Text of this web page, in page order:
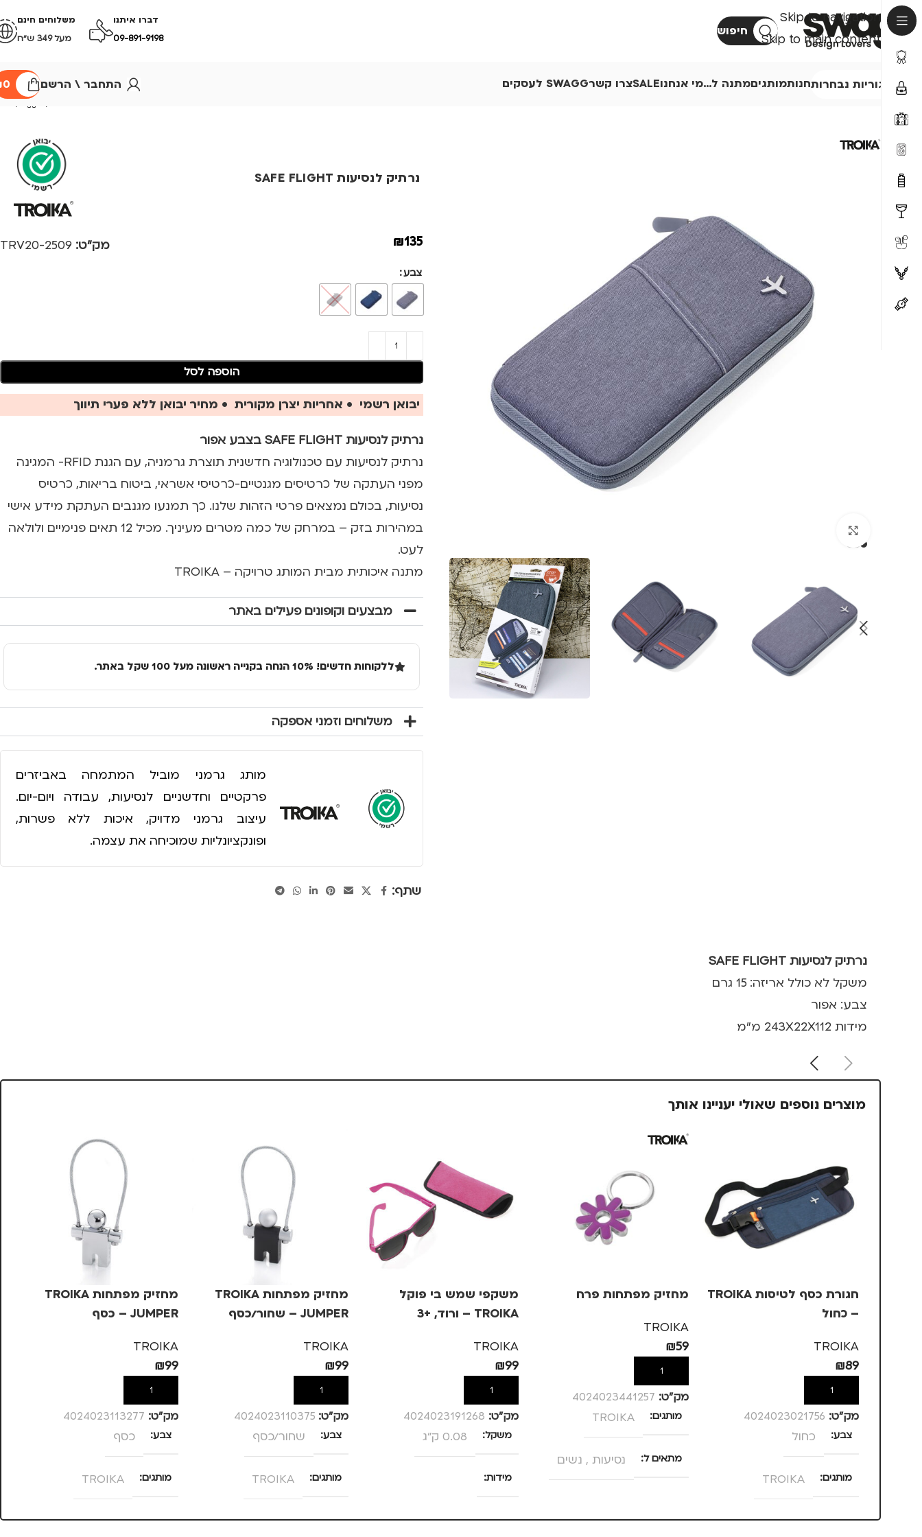
Skip to navigation
Skip to main content
חיפוש
דברו איתנו
09-891-9198
משלוחים חינם
מעל 349 ש״ח
קטגוריות נבחרותחנותמותגיםמתנה ל…מי אנחנוSALEצרו קשרSWAGG לעסקים התחבר \ הרשם 0
נרתיק לנסיעות SAFE FLIGHT
₪135 מק"ט: 2509-TRV20
צבע
הוספה לסל
יבואן רשמי • אחריות יצרן מקורית • מחיר יבואן ללא פערי תיווך
נרתיק לנסיעות SAFE FLIGHT בצבע אפור
נרתיק לנסיעות עם טכנולוגיה חדשנית תוצרת גרמניה, עם הגנת RFID- המגינה
מפני העתקה של כרטיסים מגנטיים-כרטיסי אשראי, ביטוח בריאות, כרטיס
נסיעות, בכולם נמצאים פרטי הזהות שלנו. כך תמנעו מגנבים העתקת מידע אישי
במהירות בזק – במרחק של כמה מטרים מעיניך. מכיל 12 תאים פנימיים ולולאה
לעט.
מתנה איכותית מבית המותג טרויקה – TROIKA
מבצעים וקופונים פעילים באתר
ללקוחות חדשים! 10% הנחה בקנייה ראשונה מעל 100 שקל באתר.
משלוחים וזמני אספקה
מותג גרמני מוביל המתמחה באביזרים
פרקטיים וחדשניים לנסיעות, עבודה ויום-יום.
עיצוב גרמני מדויק, איכות ללא פשרות,
ופונקציונליות שמוכיחה את עצמה.
שתף:
נרתיק לנסיעות SAFE FLIGHT
משקל לא כולל אריזה: 15 גרם
צבע: אפור
מידות 243X22X112 מ"מ
מוצרים נוספים שאולי יעניינו אותך
חגורת כסף לטיסות TROIKA
– כחול
TROIKA
₪89
הוספה לסל
מק”ט: 4024023021756
צבע כחול
מותגים TROIKA
מתאים ל
מחזיק מפתחות פרח
TROIKA
₪59
הוספה לסל
מק”ט: 4024023441257
מותגים TROIKA
מתאים ל נסיעות , נשים
משקפי שמש בי פוקל
TROIKA – ורוד, +3
TROIKA
₪99
הוספה לסל
מק”ט: 4024023191268
משקל 0.08 ק"ג
מידות
25 × 13.5 × 4 סנטימטרים
מחזיק מפתחות TROIKA
JUMPER – שחור/כסף
TROIKA
₪99
הוספה לסל
מק”ט: 4024023110375
צבע שחור/כסף
מותגים TROIKA
מתאים ל
מחזיק מפתחות TROIKA
JUMPER – כסף
TROIKA
₪99
הוספה לסל
מק”ט: 4024023113277
צבע כסף
מותגים TROIKA
מתאים ל